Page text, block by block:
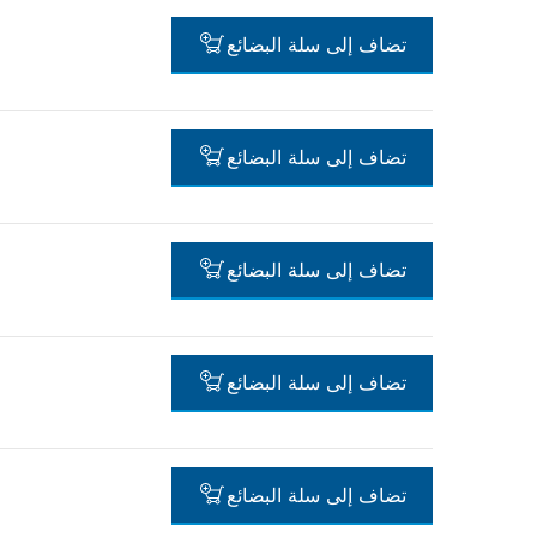
-
تضاف إلى سلة البضائع
-
تضاف إلى سلة البضائع
-
تضاف إلى سلة البضائع
-
تضاف إلى سلة البضائع
تضاف إلى سلة البضائع